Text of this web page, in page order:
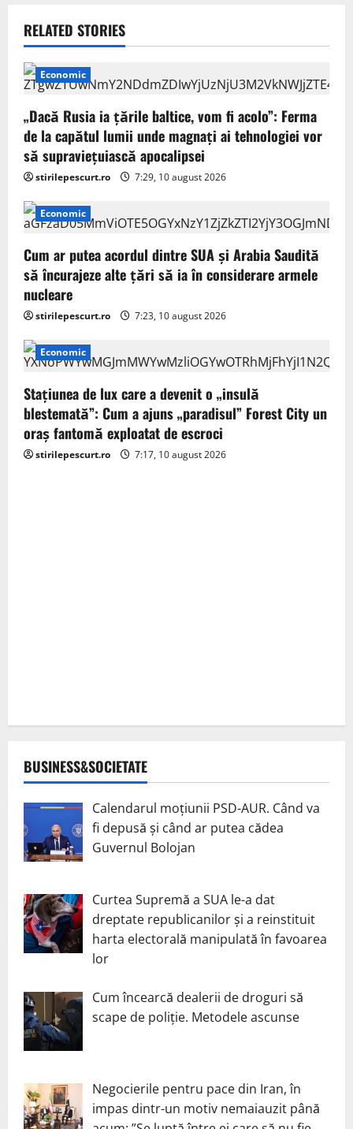
v
i
g
a
t
i
o
n
RELATED STORIES
Economic
„Dacă Rusia ia țările baltice, vom fi acolo”: Ferma
de la capătul lumii unde magnați ai tehnologiei vor
să supraviețuiască apocalipsei
stirilepescurt.ro 7:29, 10 august 2026
Economic
Cum ar putea acordul dintre SUA și Arabia Saudită
să încurajeze alte țări să ia în considerare armele
nucleare
stirilepescurt.ro 7:23, 10 august 2026
Economic
Stațiunea de lux care a devenit o „insulă
blestemată”: Cum a ajuns „paradisul” Forest City un
oraș fantomă exploatat de escroci
stirilepescurt.ro 7:17, 10 august 2026
BUSINESS&SOCIETATE
Calendarul moțiunii PSD-AUR. Când va
fi depusă și când ar putea cădea
Guvernul Bolojan
Curtea Supremă a SUA le-a dat
dreptate republicanilor și a reinstituit
harta electorală manipulată în favoarea
lor
Cum încearcă dealerii de droguri să
scape de poliție. Metodele ascunse
Negocierile pentru pace din Iran, în
impas dintr-un motiv nemaiauzit până